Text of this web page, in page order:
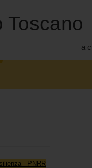
Toscano
a
- PNRR